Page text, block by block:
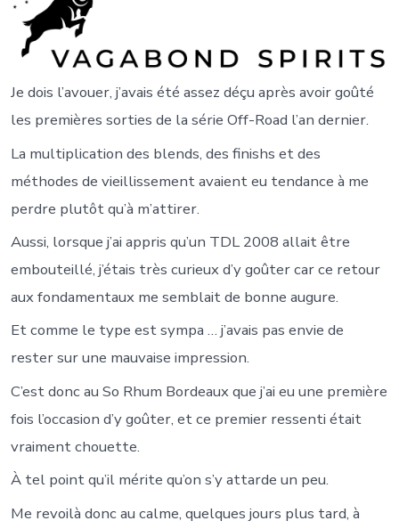
Je dois l’avouer, j’avais été assez déçu après avoir goûté
les premières sorties de la série Off-Road l’an dernier.
La multiplication des blends, des finishs et des
méthodes de vieillissement avaient eu tendance à me
perdre plutôt qu’à m’attirer.
Aussi, lorsque j’ai appris qu’un TDL 2008 allait être
embouteillé, j’étais très curieux d’y goûter car ce retour
aux fondamentaux me semblait de bonne augure.
Et comme le type est sympa … j’avais pas envie de
rester sur une mauvaise impression.
C’est donc au So Rhum Bordeaux que j’ai eu une première
fois l’occasion d’y goûter, et ce premier ressenti était
vraiment chouette.
À tel point qu’il mérite qu’on s’y attarde un peu.
Me revoilà donc au calme, quelques jours plus tard, à